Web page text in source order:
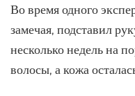
Во время одного
замечая, подставил
несколько недель на
волосы, а кожа